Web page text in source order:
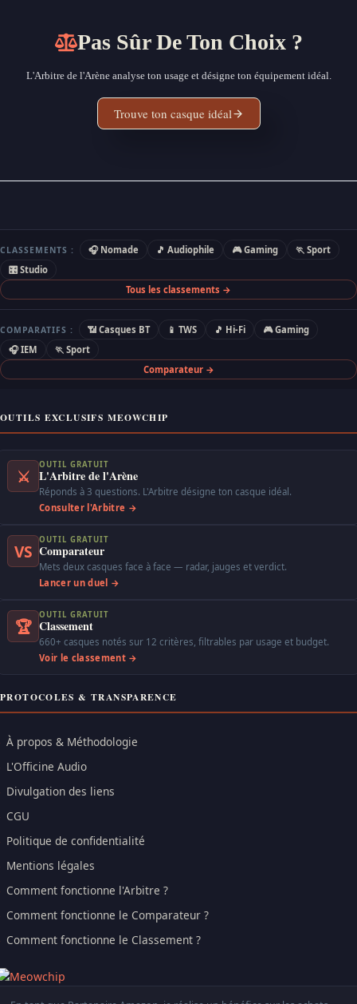
Pas Sûr De Ton Choix ?
L'Arbitre de l'Arène analyse ton usage et désigne ton équipement idéal.
Trouve ton casque idéal
CLASSEMENTS : 🎧 Nomade 🎵 Audiophile 🎮 Gaming
🏃 Sport
🎛 Studio
Tous les classements →
COMPARATIFS : 📶 Casques BT 📱 TWS 🎵 Hi-Fi
🎮 Gaming
🎧 IEM
🏃 Sport
Comparateur →
OUTILS EXCLUSIFS MEOWCHIP
⚔
OUTIL GRATUIT
L'Arbitre de l'Arène
Réponds à 3 questions. L'Arbitre désigne ton casque idéal.
Consulter l'Arbitre →
VS
OUTIL GRATUIT
Comparateur
Mets deux casques face à face — radar, jauges et verdict.
Lancer un duel →
🏆
OUTIL GRATUIT
Classement
660+ casques notés sur 12 critères, filtrables par usage et budget.
Voir le classement →
PROTOCOLES & TRANSPARENCE
À propos & Méthodologie
L'Officine Audio
Divulgation des liens
CGU
Politique de confidentialité
Mentions légales
Comment fonctionne l'Arbitre ?
Comment fonctionne le Comparateur ?
Comment fonctionne le Classement ?